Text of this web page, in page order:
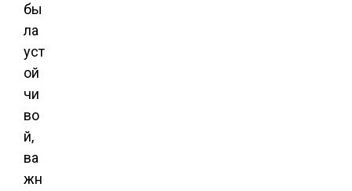
бы
ла
уст
ой
чи
во
й,
ва
жн